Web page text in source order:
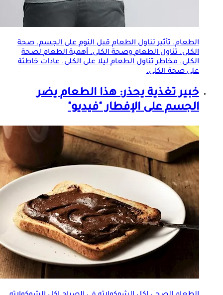
الطعام. تأثير تناولالطعامقبل النوم على الجسم. صحة
الكلى. تناولالطعاموصحة الكلى. أهميةالطعاملصحة
الكلى. مخاطر تناولالطعامليلا على الكلى. عادات خاطئة
على صحة الكلى.
خبير تغذية يحذر: هذاالطعاميضر
الجسم على الإفطار "فيديو"